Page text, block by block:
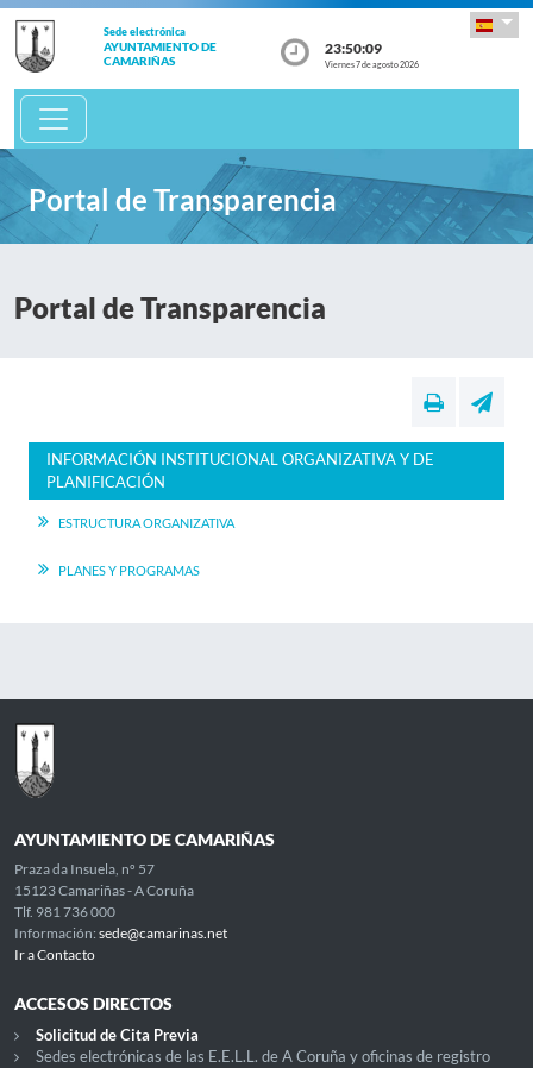
Sede electrónica
AYUNTAMIENTO DE
CAMARIÑAS
23:50:09
Viernes 7 de agosto 2026
Portal de Transparencia
Portal de Transparencia
INFORMACIÓN INSTITUCIONAL ORGANIZATIVA Y DE
PLANIFICACIÓN
ESTRUCTURA ORGANIZATIVA
PLANES Y PROGRAMAS
AYUNTAMIENTO DE CAMARIÑAS
Praza da Insuela, nº 57
15123 Camariñas - A Coruña
Tlf. 981 736 000
Información: sede@camarinas.net
Ir a Contacto
ACCESOS DIRECTOS
Solicitud de Cita Previa
Sedes electrónicas de las E.E.L.L. de A Coruña y oficinas de registro